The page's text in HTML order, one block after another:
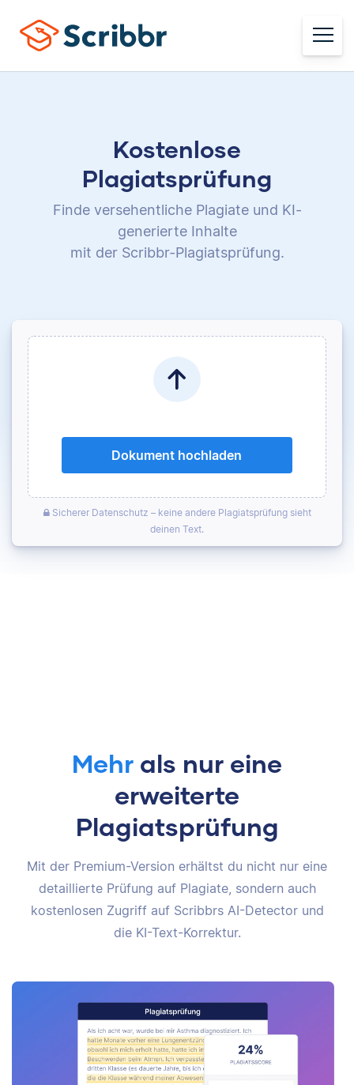
Kostenlose
Plagiatsprüfung
Finde versehentliche Plagiate und KI-
generierte Inhalte
mit der Scribbr-Plagiatsprüfung.
Dokument hochladen
Sicherer Datenschutz – keine andere Plagiatsprüfung sieht
deinen Text.
Mehr als nur eine
erweiterte
Plagiatsprüfung
Mit der Premium-Version erhältst du nicht nur eine
detaillierte Prüfung auf Plagiate, sondern auch
kostenlosen Zugriff auf Scribbrs AI-Detector und
die KI-Text-Korrektur.